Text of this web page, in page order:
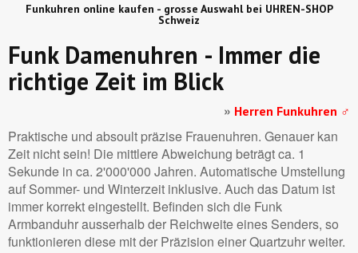
Funkuhren online kaufen - grosse Auswahl bei UHREN-SHOP
Schweiz
Funk Damenuhren - Immer die
richtige Zeit im Blick
» Herren Funkuhren ♂
Praktische und absoult präzise Frauenuhren. Genauer kan
Zeit nicht sein! Die mittlere Abweichung beträgt ca. 1
Sekunde in ca. 2'000'000 Jahren. Automatische Umstellung
auf Sommer- und Winterzeit inklusive. Auch das Datum ist
immer korrekt eingestellt. Befinden sich die Funk
Armbanduhr ausserhalb der Reichweite eines Senders, so
funktionieren diese mit der Präzision einer Quartzuhr weiter.